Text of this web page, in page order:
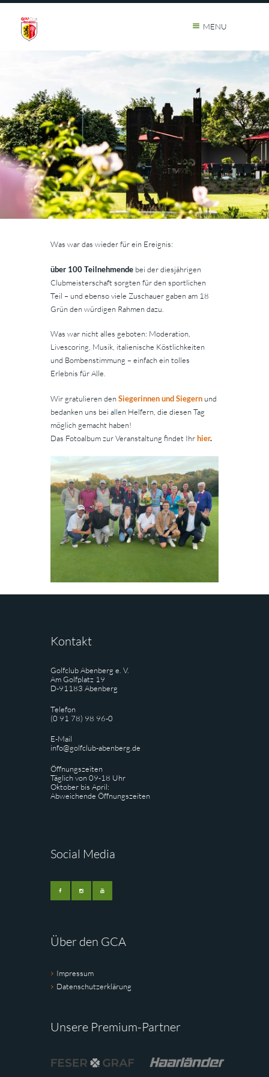
MENU
Was war das wieder für ein Ereignis:
über 100 Teilnehmende bei der diesjährigen
Clubmeisterschaft sorgten für den sportlichen
Teil – und ebenso viele Zuschauer gaben am 18
Grün den würdigen Rahmen dazu.
Was war nicht alles geboten: Moderation,
Livescoring, Musik, italienische Köstlichkeiten
und Bombenstimmung – einfach ein tolles
Erlebnis für Alle.
Wir gratulieren denSiegerinnen und Siegernund
bedanken uns bei allen Helfern, die diesen Tag
möglich gemacht haben!
Das Fotoalbum zur Veranstaltung findet Ihrhier.
Kontakt
Golfclub Abenberg e. V.
Am Golfplatz 19
D-91183 Abenberg
Telefon
(0 91 78) 98 96-0
E-Mail
info@golfclub-abenberg.de
Öffnungszeiten
Täglich von 09-18 Uhr
Oktober bis April:
Abweichende Öffnungszeiten
Social Media
Über den GCA
Impressum
Datenschutzerklärung
Unsere Premium-Partner